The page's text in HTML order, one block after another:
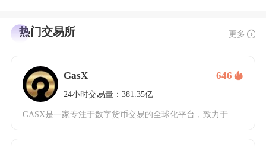
热门交易所 更多
GasX 646
24小时交易量：381.35亿